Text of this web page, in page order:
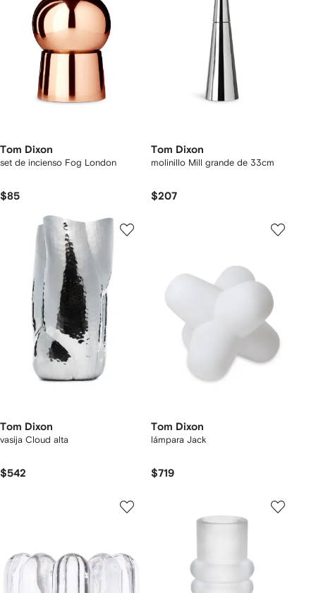
Tom Dixon
set de incienso Fog London
$85
Tom Dixon
molinillo Mill grande de 33cm
$207
Tom Dixon
vasija Cloud alta
$542
Tom Dixon
lámpara Jack
$719